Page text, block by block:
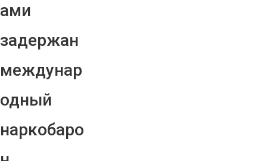
ами
задержан
междунар
одный
наркобаро